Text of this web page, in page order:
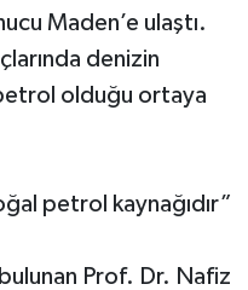
Maden’e ulaştı.
denizin
petrol olduğu ortaya
petrol kaynağıdır”
Prof. Dr. Nafiz